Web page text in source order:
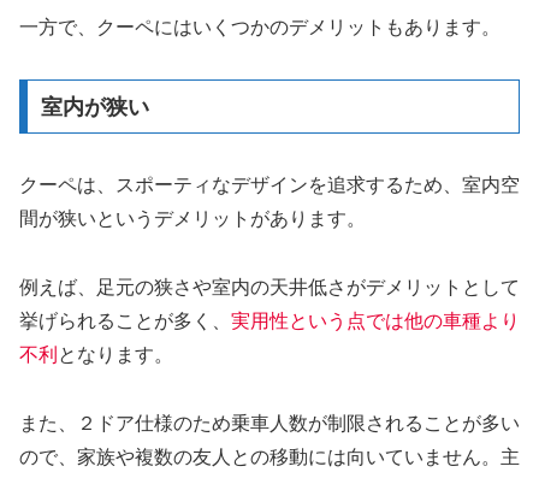
一方で、クーペにはいくつかのデメリットもあります。
室内が狭い
クーペは、スポーティなデザインを追求するため、室内空
間が狭いというデメリットがあります。
例えば、足元の狭さや室内の天井低さがデメリットとして
挙げられることが多く、 実用性という点では他の車種より
不利 となります。
また、２ドア仕様のため乗車人数が制限されることが多い
ので、家族や複数の友人との移動には向いていません。主